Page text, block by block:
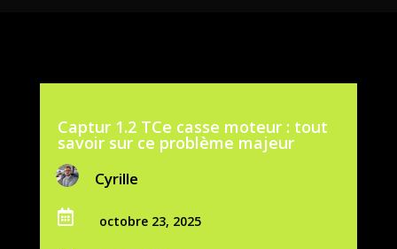
Captur 1.2 TCe casse moteur : tout
savoir sur ce problème majeur
Cyrille
 octobre 23, 2025